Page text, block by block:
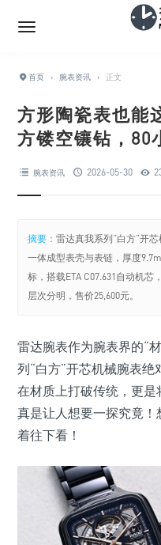
首页 › 腕表资讯 › 正文
方形陶瓷表也能
方镂空镶钻，80
腕表资讯 2026-05-30
摘要：雷达真我系列“白方”开
一体成型表壳与表链，厚度
标，搭载ETA C07.631自动机芯
层次分明，售价25,600元。
雷达腕表作为腕表界的“
列“白方”开芯机械腕表
在材质上打破传统，更是
真是让人想要一探究竟
着往下看！